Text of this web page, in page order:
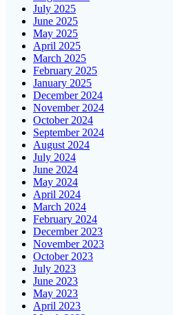
July 2025
June 2025
May 2025
April 2025
March 2025
February 2025
January 2025
December 2024
November 2024
October 2024
September 2024
August 2024
July 2024
June 2024
May 2024
April 2024
March 2024
February 2024
December 2023
November 2023
October 2023
July 2023
June 2023
May 2023
April 2023